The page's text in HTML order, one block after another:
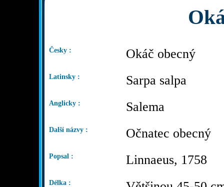
Česky : Okáč obecný
Latinsky : Sarpa salpa
Anglicky : Salema
Další názvy : Očnatec obecný
Popsal : Linnaeus, 1758
Délka :